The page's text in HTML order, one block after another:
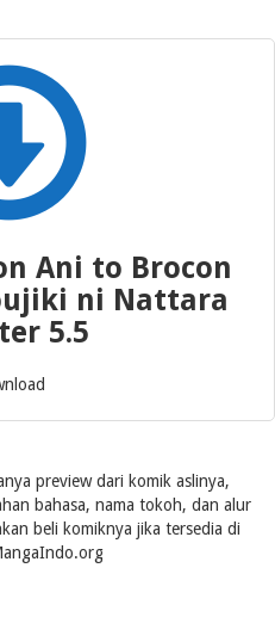
Ani to Brocon
ni Nattara
5.5
preview dari komik aslinya,
bahasa, nama tokoh, dan alur
beli komiknya jika tersedia di